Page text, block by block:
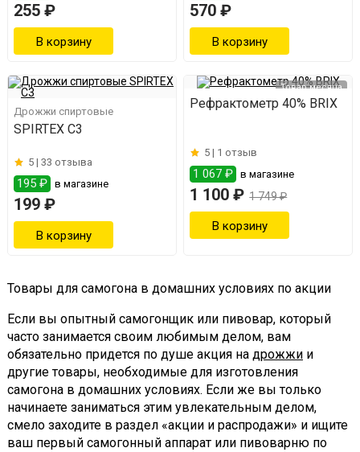
255 ₽ 570 ₽
Дрожжи спиртовые
SPIRTEX С3
5 | 33 отзыва
195 ₽ в магазине
199 ₽
Товар месяца
Рефрактометр 40% BRIX
5 | 1 отзыв
1 067 ₽ в магазине
1 100 ₽ 1 749 ₽
Товары для самогона в домашних условиях по акции
Если вы опытный самогонщик или пивовар, который
часто занимается своим любимым делом, вам
обязательно придется по душе акция на дрожжи и
другие товары, необходимые для изготовления
самогона в домашних условиях. Если же вы только
начинаете заниматься этим увлекательным делом,
смело заходите в раздел «акции и распродажи» и ищите
ваш первый самогонный аппарат или пивоварню по